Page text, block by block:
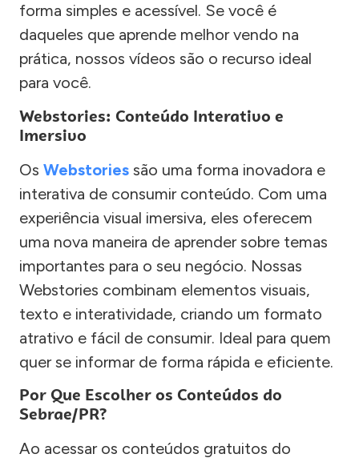
forma simples e acessível. Se você é
daqueles que aprende melhor vendo na
prática, nossos vídeos são o recurso ideal
para você.
Webstories: Conteúdo Interativo e
Imersivo
Os Webstories são uma forma inovadora e
interativa de consumir conteúdo. Com uma
experiência visual imersiva, eles oferecem
uma nova maneira de aprender sobre temas
importantes para o seu negócio. Nossas
Webstories combinam elementos visuais,
texto e interatividade, criando um formato
atrativo e fácil de consumir. Ideal para quem
quer se informar de forma rápida e eficiente.
Por Que Escolher os Conteúdos do
Sebrae/PR?
Ao acessar os conteúdos gratuitos do